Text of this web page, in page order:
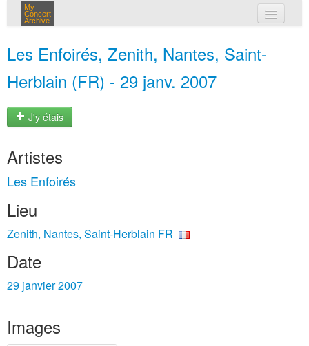
My
Concert
Archive
Les Enfoirés, Zenith, Nantes, Saint-
Herblain (FR) - 29 janv. 2007
J'y étais
Artistes
Les Enfoirés
Lieu
Zenith, Nantes, Saint-Herblain FR
Date
29 janvier 2007
Images